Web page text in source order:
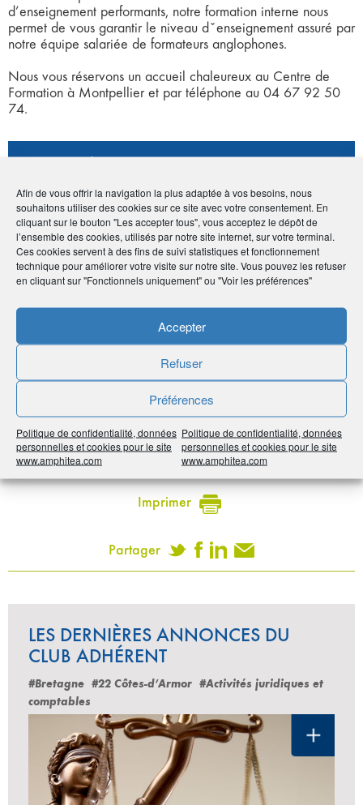
Afin de vous offrir la navigation la plus adaptée à vos besoins, nous
souhaitons utiliser des cookies sur ce site avec votre consentement. En
cliquant sur le bouton "Les accepter tous", vous acceptez le dépôt de
l’ensemble des cookies, utilisés par notre site internet, sur votre terminal.
Ces cookies servent à des fins de suivi statistiques et fonctionnement
technique pour améliorer votre visite sur notre site. Vous pouvez les refuser
en cliquant sur "Fonctionnels uniquement" ou "Voir les préférences"
Accepter
Refuser
Préférences
Politique de confidentialité, données
personnelles et cookies pour le site
www.amphitea.com
Politique de confidentialité, données
personnelles et cookies pour le site
www.amphitea.com
d’enseignement performants, notre formation interne nous
permet de vous garantir le niveau dˇenseignement assuré par
notre équipe salariée de formateurs anglophones.
Nous vous réservons un accueil chaleureux au Centre de
Formation à Montpellier et par téléphone au 04 67 92 50
74.
Coordonnées
• Michael Abergel
• 4 rue Saint Louis - 34000 Montpellier
•04 67 92 50 74
•michael@easyaccessenglish.com
•https://easyaccessenglish.com/
Avantage adhérents
10% de réduction sur nos offres en anglais
Publié le :19 octobre 2020
Noter 5/5 3votes
Imprimer
Partager
LES DERNIÈRES ANNONCES DU
CLUB ADHÉRENT
#Bretagne #22 Côtes-d’Armor #Activités juridiques et
comptables